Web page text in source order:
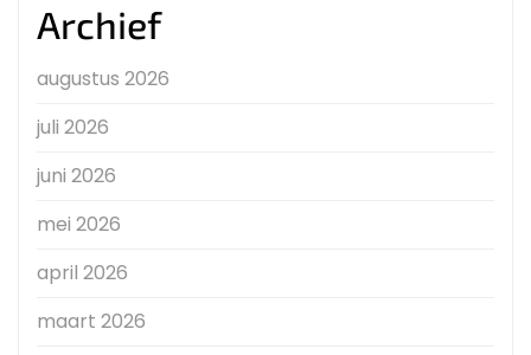
Archief
augustus 2026
juli 2026
juni 2026
mei 2026
april 2026
maart 2026